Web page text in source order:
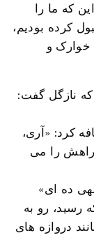
که ما را
کرده بودیم،
خوارک و
نازگل گفت:
کرد: «آری،
راهش را می
«الهی جدم شما ره ده زندگی موفق کنه، الهی ده ای
رسید، رو به
دروازه های